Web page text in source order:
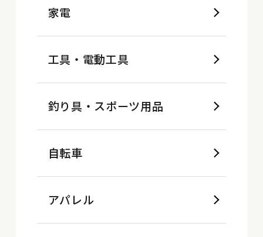
家電
工具・電動工具
釣り具・スポーツ用品
自転車
アパレル